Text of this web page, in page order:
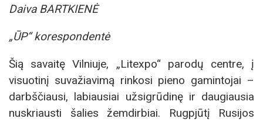
Daiva BARTKIENĖ
„ŪP“ korespondentė
Šią savaitę Vilniuje, „Litexpo“ parodų cent­re, į
visuotinį suvažiavimą rinkosi pieno gamintojai –
darbščiausi, labiausiai užsigrūdinę ir daugiausia
nuskriausti šalies žemdirbiai. Rugpjūtį Rusijos